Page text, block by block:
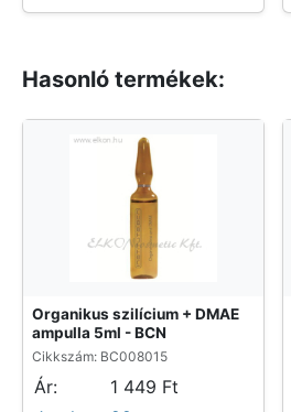
Hasonló termékek:
Organikus szilícium + DMAE
ampulla 5ml - BCN
Cikkszám: BC008015
Ár:
1 449 Ft